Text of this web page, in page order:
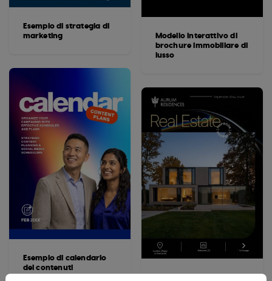
Esempio di strategia di
marketing
Esempio di calendario
dei contenuti
Modello interattivo di
brochure immobiliare di
lusso
Esempio di brochure